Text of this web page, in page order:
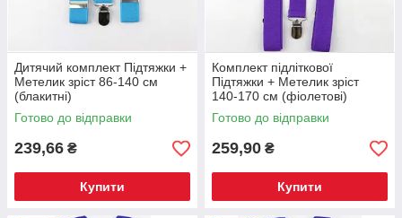
Дитячий комплект Підтяжки +
Метелик зріст 86-140 см
(блакитні)
Готово до відправки
239,66 ₴
Купити
Комплект підліткової
Підтяжки + Метелик зріст
140-170 см (фіолетові)
Готово до відправки
259,90 ₴
Купити